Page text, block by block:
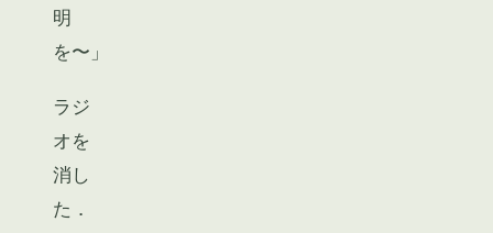
明
を〜」
ラジ
オを
消し
た．